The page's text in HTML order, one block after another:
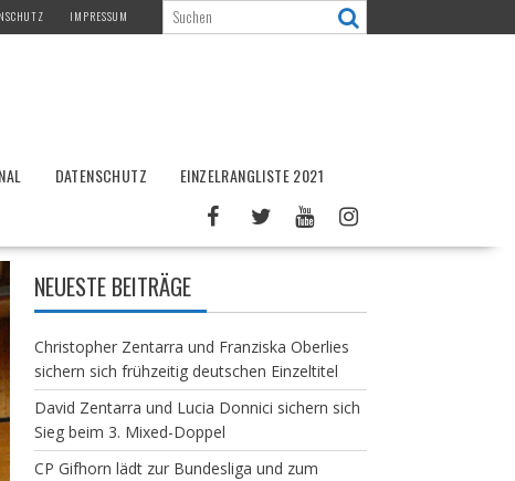
IMPRESSUM
DATENSCHUTZ EINZELRANGLISTE 2021
NEUESTE BEITRÄGE
Christopher Zentarra und Franziska Oberlies
sichern sich frühzeitig deutschen Einzeltitel
David Zentarra und Lucia Donnici sichern sich
Sieg beim 3. Mixed-Doppel
CP Gifhorn lädt zur Bundesliga und zum